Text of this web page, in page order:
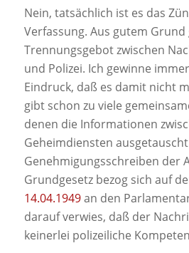
Nein, tatsächlich ist es das
Verfassung. Aus gutem Grund
Trennungsgebot zwischen
und Polizei. Ich gewinne
Eindruck, daß es damit nicht
gibt schon zu viele
denen die Informationen
Geheimdiensten
Genehmigungsschreiben der
Grundgesetz bezog sich auf
14.04.1949an den
darauf verwies, daß der
keinerlei polizeiliche